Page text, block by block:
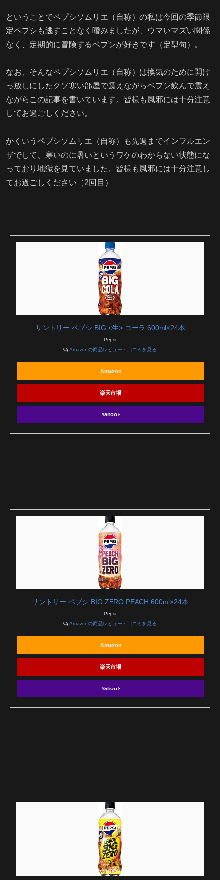
ということでペプシソムリエ（自称）の私は今回の季節限
定ペプシも逃すことなく嗜みましたが、ウマいマズい関係
なく、定期的に冒険するペプシが好きです（定型句）。
なお、そんなペプシソムリエ（自称）は換気のために開け
っ放しにしたクソ寒い部屋で震えながらペプシ飲んで震え
ながらこの記事を書いています。皆様も風邪には十分注意
してお過ごしください。
かくいうペプシソムリエ（自称）も先週までインフルエン
ザでして、寒いのに暑いというワケのわからない状態にな
っており地獄を見ていました。皆様も風邪には十分注意し
てお過ごしください（2回目）
サントリー ペプシ BIG <生> コーラ 600ml×24本
Pepsi
Amazonの商品レビュー・口コミを見る
Amazon
楽天市場
Yahoo!
サントリー ペプシ BIG ZERO PEACH 600ml×24本
Pepsi
Amazonの商品レビュー・口コミを見る
Amazon
楽天市場
Yahoo!